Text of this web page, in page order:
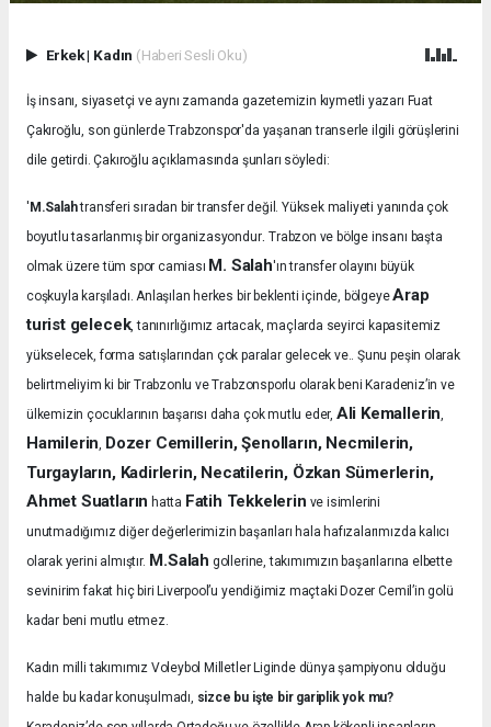
Erkek| Kadın (Haberi Sesli Oku)
İş insanı, siyasetçi ve aynı zamanda gazetemizin kıymetli yazarı Fuat
Çakıroğlu, son günlerde Trabzonspor'da yaşanan transerle ilgili görüşlerini
dile getirdi. Çakıroğlu açıklamasında şunları söyledi:
'M.Salahtransferi sıradan bir transfer değil. Yüksek maliyeti yanında çok
boyutlu tasarlanmış bir organizasyondur.Trabzon ve bölge insanı başta
olmak üzere tüm spor camiası M. Salah'ın transfer olayını büyük
coşkuyla karşıladı. Anlaşılan herkes bir beklenti içinde, bölgeyeArap
turist gelecek, tanınırlığımız artacak, maçlarda seyirci kapasitemiz
yükselecek, forma satışlarından çok paralar gelecek ve.. Şunu peşin olarak
belirtmeliyim ki bir Trabzonlu ve Trabzonsporlu olarak beni Karadeniz’in ve
ülkemizin çocuklarının başarısı daha çok mutlu eder, Ali Kemallerin
Hamilerin Dozer Cemillerin, Şenolların, Necmilerin,
Turgayların, Kadirlerin, Necatilerin, Özkan Sümerlerin,
Ahmet Suatların hatta Fatih Tekkelerin ve isimlerini
unutmadığımız diğer değerlerimizin başarıları hala hafızalarımızda kalıcı
olarak yerini almıştır. M.Salah gollerine, takımımızın başarılarına elbette
sevinirim fakat hiç biri Liverpool’u yendiğimiz maçtaki Dozer Cemil’in golü
kadar beni mutlu etmez.
Kadın milli takımımız Voleybol Milletler Liginde dünya şampiyonu olduğu
halde bu kadar konuşulmadı, sizce bu işte bir gariplik yok mu?